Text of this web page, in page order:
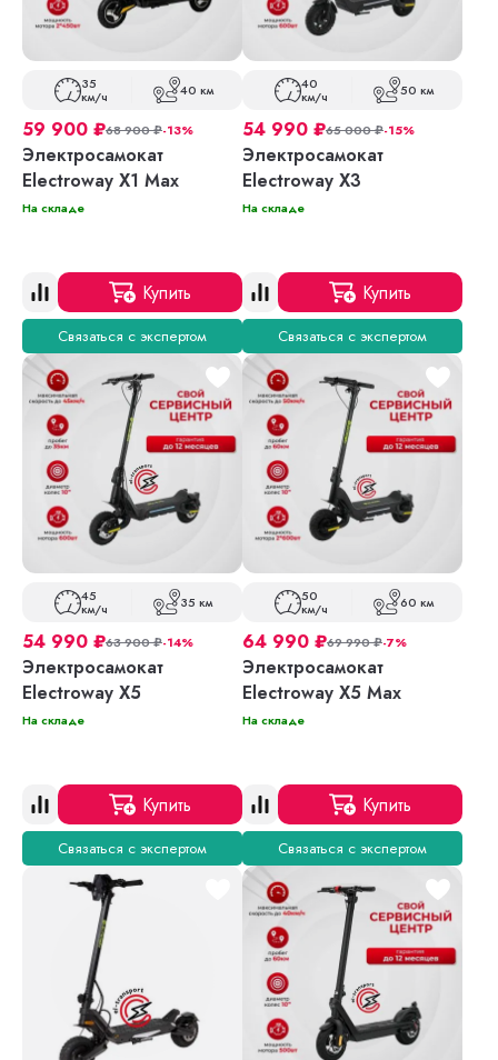
35
км/ч 40 км
59 900 ₽68 900₽-13%
Электросамокат
Electroway X1 Max
На складе
Купить
Связаться с экспертом
40
км/ч 50 км
54 990 ₽65 000₽-15%
Электросамокат
Electroway X3
На складе
Купить
Связаться с экспертом
45
км/ч 35 км
54 990 ₽63 900₽-14%
Электросамокат
Electroway X5
На складе
Купить
Связаться с экспертом
50
км/ч 60 км
64 990 ₽69 990₽-7%
Электросамокат
Electroway X5 Max
На складе
Купить
Связаться с экспертом